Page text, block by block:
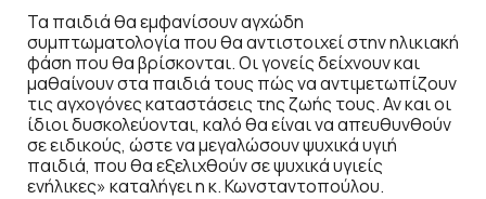
Τα παιδιά θα εμφανίσουν αγχώδη
συμπτωματολογία που θα αντιστοιχεί στην ηλικιακή
φάση που θα βρίσκονται. Οι γονείς δείχνουν και
μαθαίνουν στα παιδιά τους πώς να αντιμετωπίζουν
τις αγχογόνες καταστάσεις της ζωής τους. Αν και οι
ίδιοι δυσκολεύονται, καλό θα είναι να απευθυνθούν
σε ειδικούς, ώστε να μεγαλώσουν ψυχικά υγιή
παιδιά, που θα εξελιχθούν σε ψυχικά υγιείς
ενήλικες» καταλήγει η κ. Κωνσταντοπούλου.